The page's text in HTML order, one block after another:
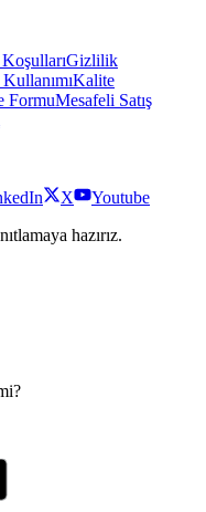
Gizlilik
Kalite
FormuMesafeli Satış
X
Youtube
hazırız.